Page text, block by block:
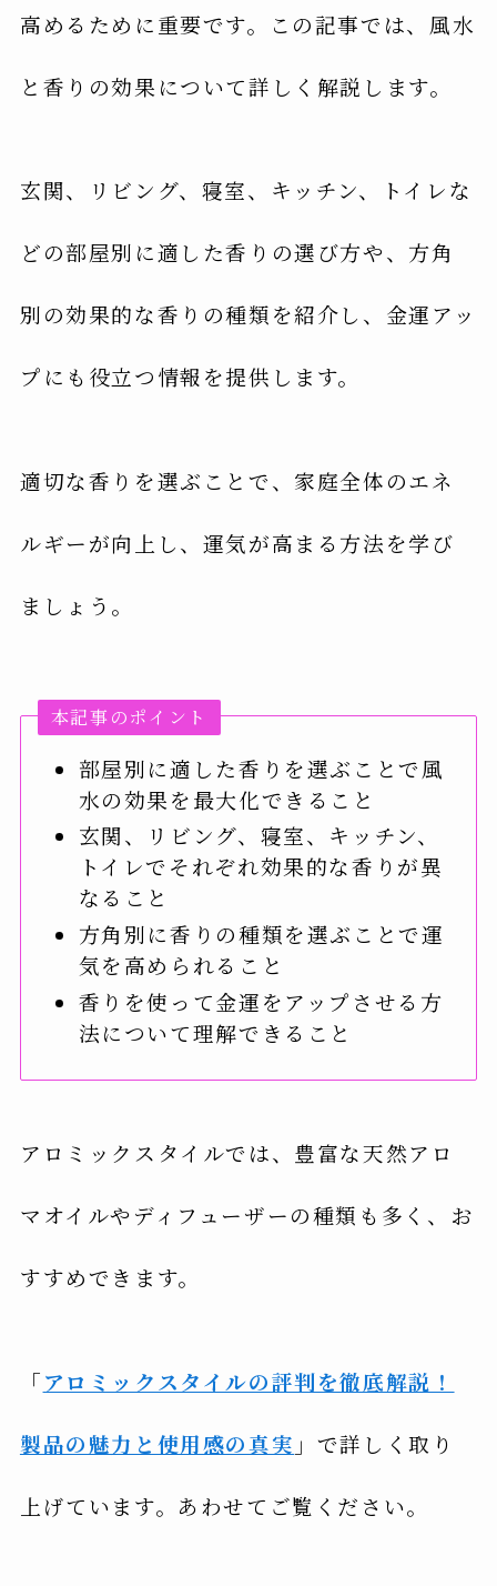
高めるために重要です。この記事では、風水
と香りの効果について詳しく解説します。
玄関、リビング、寝室、キッチン、トイレな
どの部屋別に適した香りの選び方や、方角
別の効果的な香りの種類を紹介し、金運アッ
プにも役立つ情報を提供します。
適切な香りを選ぶことで、家庭全体のエネ
ルギーが向上し、運気が高まる方法を学び
ましょう。
本記事のポイント
部屋別に適した香りを選ぶことで風
水の効果を最大化できること
玄関、リビング、寝室、キッチン、
トイレでそれぞれ効果的な香りが異
なること
方角別に香りの種類を選ぶことで運
気を高められること
香りを使って金運をアップさせる方
法について理解できること
アロミックスタイルでは、豊富な天然アロ
マオイルやディフューザーの種類も多く、お
すすめできます。
「アロミックスタイルの評判を徹底解説！
製品の魅力と使用感の真実 」で詳しく取り
上げています。あわせてご覧ください。